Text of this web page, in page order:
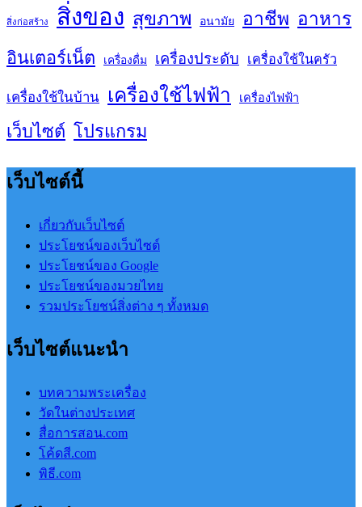
สิ่งก่อสร้าง สิ่งของ สุขภาพ อนามัย อาชีพ อาหาร
อินเตอร์เน็ต เครื่องดื่ม เครื่องประดับ เครื่องใช้ในครัว
เครื่องใช้ในบ้าน เครื่องใช้ไฟฟ้า เครื่องไฟฟ้า
เว็บไซต์ โปรแกรม
เว็บไซต์นี้
เกี่ยวกับเว็บไซต์
ประโยชน์ของเว็บไซต์
ประโยชน์ของ Google
ประโยชน์ของมวยไทย
รวมประโยชน์สิ่งต่าง ๆ ทั้งหมด
เว็บไซต์แนะนำ
บทความพระเครื่อง
วัดในต่างประเทศ
สื่อการสอน.com
โค้ดสี.com
พิธี.com